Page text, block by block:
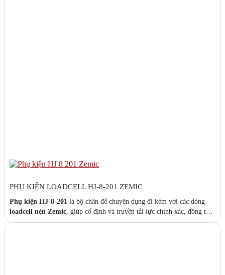
PHỤ KIỆN LOADCELL HJ-8-201 ZEMIC
Phụ kiện HJ-8-201 là bộ chân đế chuyên dụng đi kèm với các dòng
loadcell nén Zemic , giúp cố định và truyền tải lực chính xác, đồng thời
giảm thiểu sai số do lệch tâm hoặc dao động cơ học trong quá trình cân.